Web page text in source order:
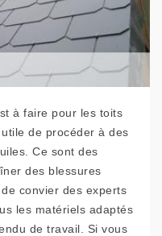
à faire pour les toits
de procéder à des
Ce sont des
des blessures
convier des experts
les matériels adaptés
de travail. Si vous